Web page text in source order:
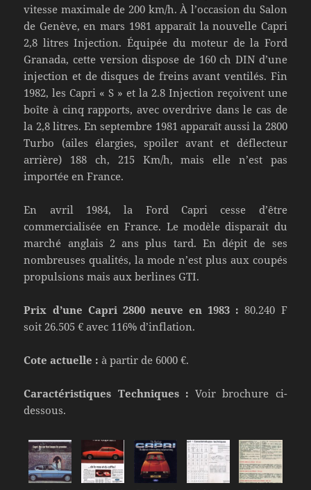
vitesse maximale de 200 km/h. À l’occasion du Salon
de Genève, en mars 1981 apparaît la nouvelle Capri
2,8 litres Injection. Équipée du moteur de la Ford
Granada, cette version dispose de 160 ch DIN d’une
injection et de disques de freins avant ventilés. Fin
1982, les Capri « S » et la 2.8 Injection reçoivent une
boîte à cinq rapports, avec overdrive dans le cas de
la 2,8 litres. En septembre 1981 apparaît aussi la 2800
Turbo (ailes élargies, spoiler avant et déflecteur
arrière) 188 ch, 215 Km/h, mais elle n’est pas
importée en France.
En avril 1984, la Ford Capri cesse d’être
commercialisée en France. Le modèle disparait du
marché anglais 2 ans plus tard. En dépit de ses
nombreuses qualités, la mode n’est plus aux coupés
propulsions mais aux berlines GTI.
Prix d’une Capri 2800 neuve en 1983 :80.240 F
soit 26.505 € avec 116% d’inflation.
Cote actuelle : à partir de 6000 €.
Caractéristiques Techniques : Voir brochure ci-
dessous.